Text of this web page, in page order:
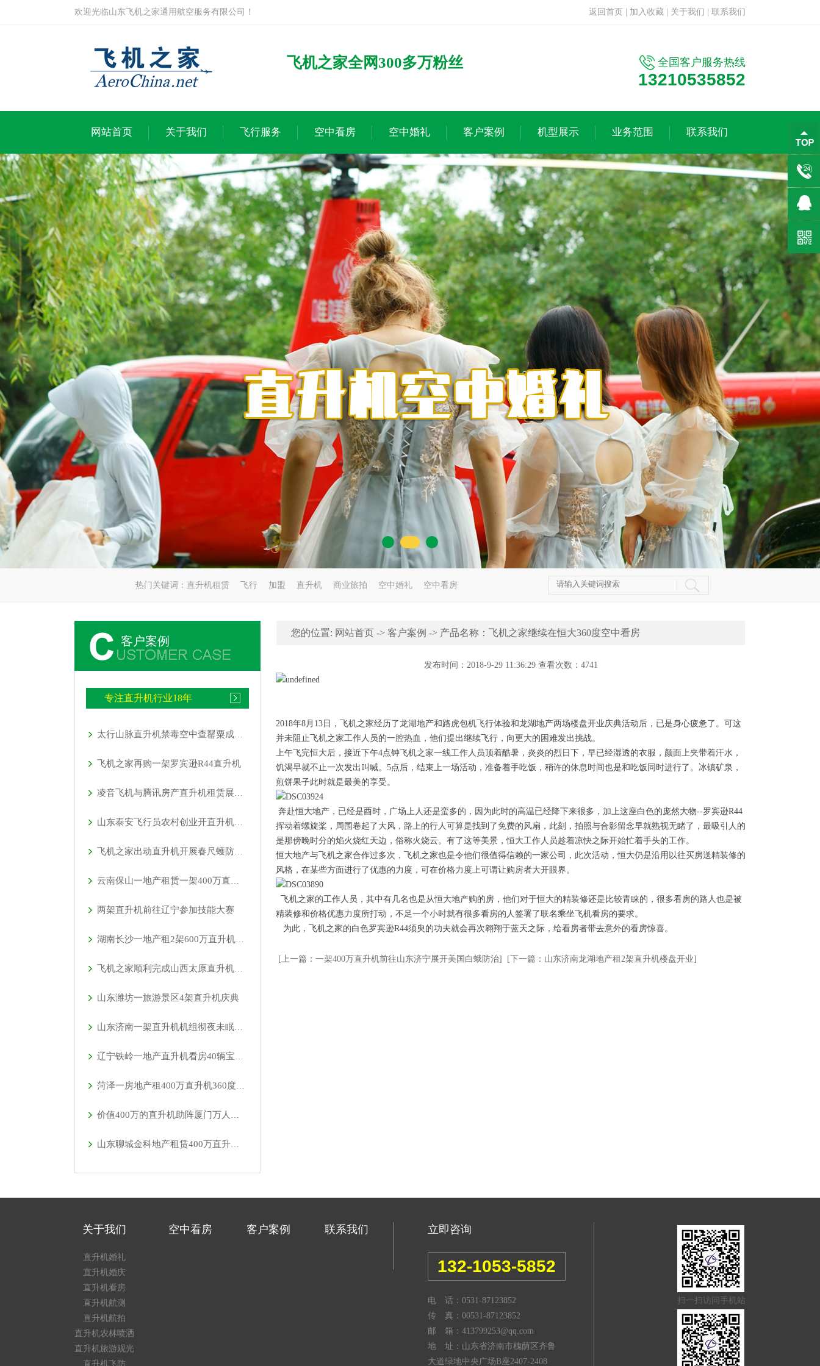
欢迎光临山东飞机之家通用航空服务有限公司！ 返回首页 加入收藏 关于我们 联系我们
飞机之家全网300多万粉丝 全国客户服务热线
13210535852
网站首页 关于我们 飞行服务 空中看房 空中婚礼 客户案例 机型展示 业务范围 联系我们
热门关键词： 直升机租赁 飞行 加盟 直升机 商业旅拍 空中婚礼 空中看房
客户案例
专注直升机行业18年
太行山脉直升机禁毒空中查罂粟成新手段
飞机之家再购一架罗宾逊R44直升机
凌音飞机与腾讯房产直升机租赁展开合作美女坐直升飞机空降淄博
山东泰安飞行员农村创业开直升机拍600亩樱桃园
飞机之家出动直升机开展春尺蠖防治病虫害作业
云南保山一地产租赁一架400万直升机空中看房
两架直升机前往辽宁参加技能大赛
湖南长沙一地产租2架600万直升机空中看房
飞机之家顺利完成山西太原直升机航测作业
山东潍坊一旅游景区4架直升机庆典
山东济南一架直升机机组彻夜未眠防治美国白蛾
辽宁铁岭一地产直升机看房40辆宝马劳斯莱斯跟随
菏泽一房地产租400万直升机360度空中看房
价值400万的直升机助阵厦门万人音乐节开幕
山东聊城金科地产租赁400万直升机空中看房
您的位置: 网站首页 -> 客户案例 -> 产品名称：飞机之家继续在恒大360度空中看房
发布时间：2018-9-29 11:36:29 查看次数：4741
2018年8月13日，飞机之家经历了龙湖地产和路虎包机飞行体验和龙湖地产两场楼盘开业庆典活动后，已是身心疲惫了。可这
并未阻止飞机之家工作人员的一腔热血，他们提出继续飞行，向更大的困难发出挑战。
上午飞完恒大后，接近下午4点钟飞机之家一线工作人员顶着酷暑，炎炎的烈日下，早已经湿透的衣服，颜面上夹带着汗水，
饥渴早就不止一次发出叫喊。5点后，结束上一场活动，准备着手吃饭，稍许的休息时间也是和吃饭同时进行了。冰镇矿泉，
煎饼果子此时就是最美的享受。
奔赴恒大地产，已经是酉时，广场上人还是蛮多的，因为此时的高温已经降下来很多，加上这座白色的庞然大物--罗宾逊R44
挥动着螺旋桨，周围卷起了大风，路上的行人可算是找到了免费的风扇，此刻，拍照与合影留念早就熟视无睹了，最吸引人的
是那傍晚时分的焰火烧红天边，俗称火烧云。有了这等美景，恒大工作人员趁着凉快之际开始忙着手头的工作。
恒大地产与飞机之家合作过多次，飞机之家也是令他们很值得信赖的一家公司，此次活动，恒大仍是沿用以往买房送精装修的
风格，在某些方面进行了优惠的力度，可在价格力度上可谓让购房者大开眼界。
飞机之家的工作人员，其中有几名也是从恒大地产购的房，他们对于恒大的精装修还是比较青睐的，很多看房的路人也是被
精装修和价格优惠力度所打动，不足一个小时就有很多看房的人签署了联名乘坐飞机看房的要求。
为此，飞机之家的白色罗宾逊R44须臾的功夫就会再次翱翔于蓝天之际，给看房者带去意外的看房惊喜。
[上一篇：一架400万直升机前往山东济宁展开美国白蛾防治] [下一篇：山东济南龙湖地产租2架直升机楼盘开业]
关于我们
直升机婚礼
直升机婚庆
直升机看房
直升机航测
直升机航拍
直升机农林喷洒
直升机旅游观光
直升机飞防
空中看房 客户案例 联系我们 立即咨询
132-1053-5852
电 话：0531-87123852
传 真：00531-87123852
邮 箱：413799253@qq.com
地 址：山东省济南市槐荫区齐鲁
大道绿地中央广场B座2407-2408
扫一扫访问手机站